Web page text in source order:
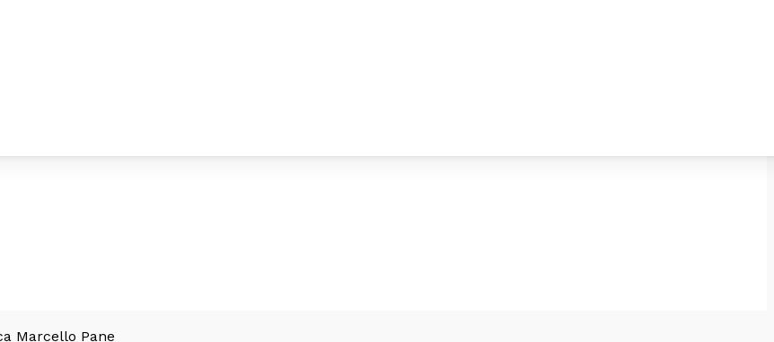
Marcello Pane